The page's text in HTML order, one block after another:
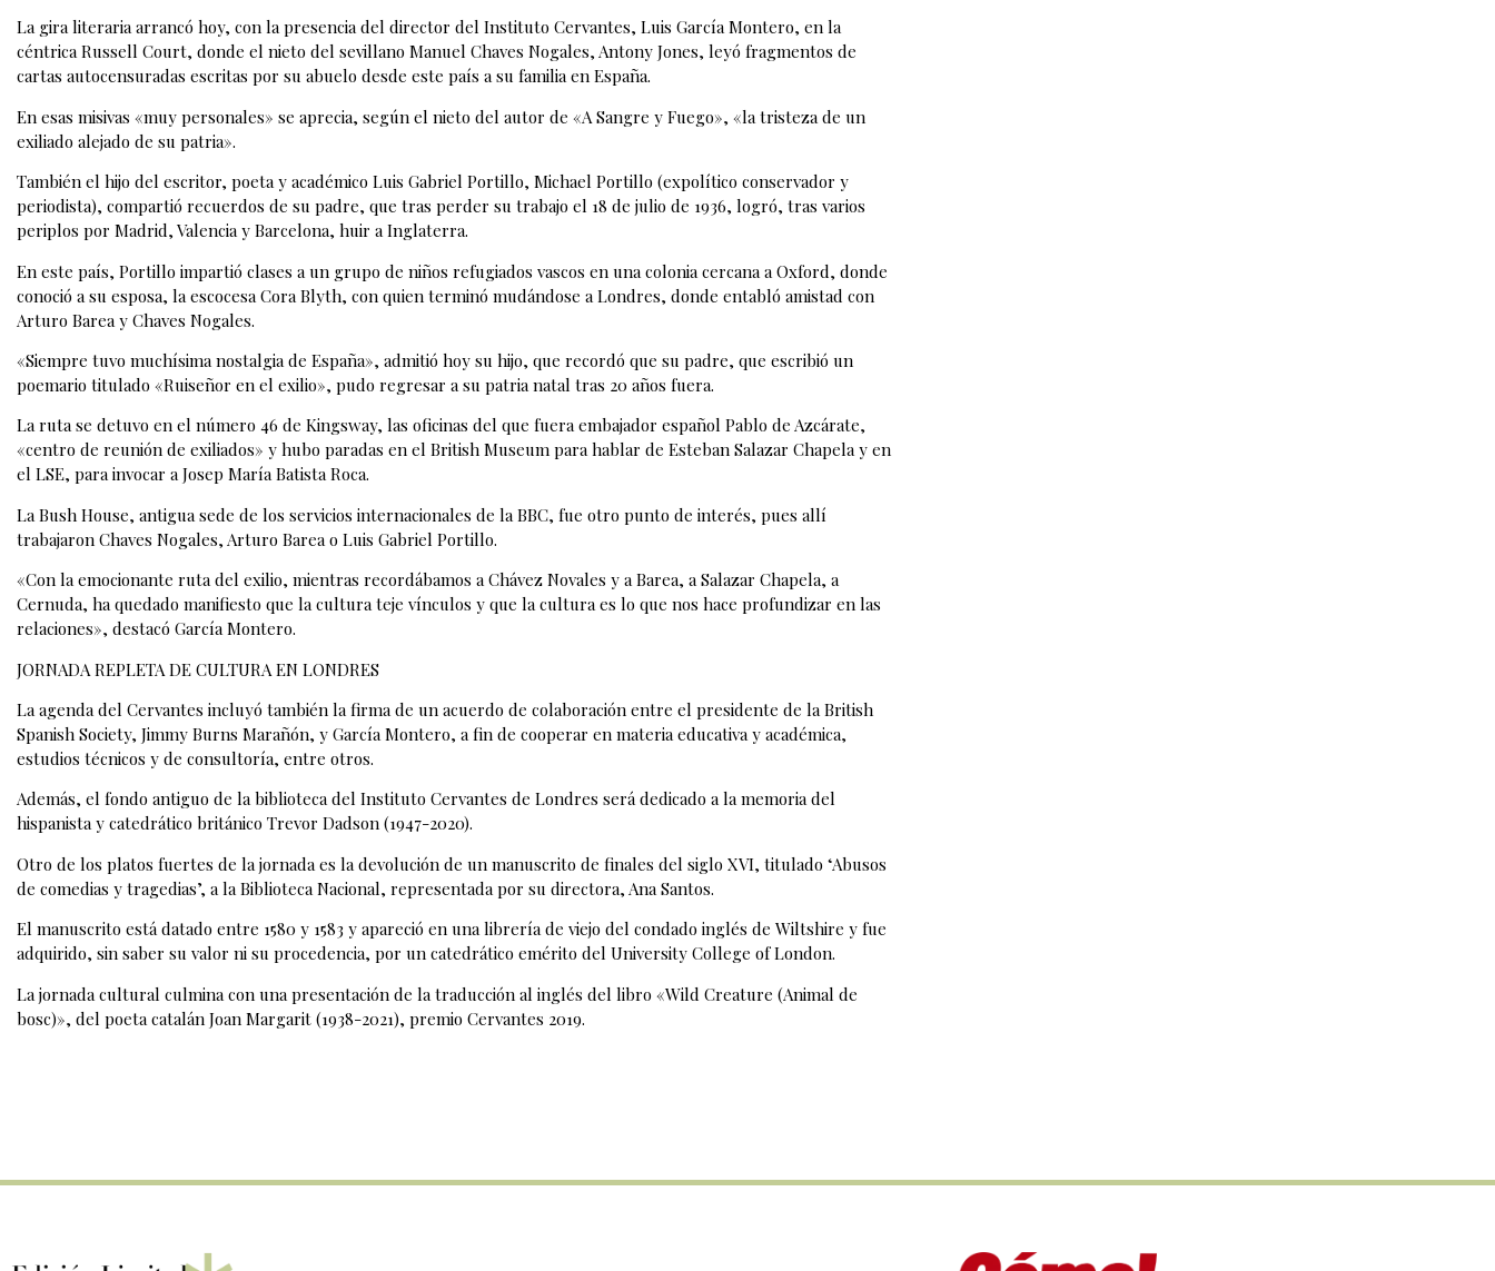
La gira literaria arrancó hoy, con la presencia del director del Instituto Cervantes, Luis García Montero, en la
céntrica Russell Court, donde el nieto del sevillano Manuel Chaves Nogales, Antony Jones, leyó fragmentos de
cartas autocensuradas escritas por su abuelo desde este país a su familia en España.
En esas misivas «muy personales» se aprecia, según el nieto del autor de «A Sangre y Fuego», «la tristeza de un
exiliado alejado de su patria».
También el hijo del escritor, poeta y académico Luis Gabriel Portillo, Michael Portillo (expolítico conservador y
periodista), compartió recuerdos de su padre, que tras perder su trabajo el 18 de julio de 1936, logró, tras varios
periplos por Madrid, Valencia y Barcelona, huir a Inglaterra.
En este país, Portillo impartió clases a un grupo de niños refugiados vascos en una colonia cercana a Oxford, donde
conoció a su esposa, la escocesa Cora Blyth, con quien terminó mudándose a Londres, donde entabló amistad con
Arturo Barea y Chaves Nogales.
«Siempre tuvo muchísima nostalgia de España», admitió hoy su hijo, que recordó que su padre, que escribió un
poemario titulado «Ruiseñor en el exilio», pudo regresar a su patria natal tras 20 años fuera.
La ruta se detuvo en el número 46 de Kingsway, las oficinas del que fuera embajador español Pablo de Azcárate,
«centro de reunión de exiliados» y hubo paradas en el British Museum para hablar de Esteban Salazar Chapela y en
el LSE, para invocar a Josep María Batista Roca.
La Bush House, antigua sede de los servicios internacionales de la BBC, fue otro punto de interés, pues allí
trabajaron Chaves Nogales, Arturo Barea o Luis Gabriel Portillo.
«Con la emocionante ruta del exilio, mientras recordábamos a Chávez Novales y a Barea, a Salazar Chapela, a
Cernuda, ha quedado manifiesto que la cultura teje vínculos y que la cultura es lo que nos hace profundizar en las
relaciones», destacó García Montero.
JORNADA REPLETA DE CULTURA EN LONDRES
La agenda del Cervantes incluyó también la firma de un acuerdo de colaboración entre el presidente de la British
Spanish Society, Jimmy Burns Marañón, y García Montero, a fin de cooperar en materia educativa y académica,
estudios técnicos y de consultoría, entre otros.
Además, el fondo antiguo de la biblioteca del Instituto Cervantes de Londres será dedicado a la memoria del
hispanista y catedrático británico Trevor Dadson (1947-2020).
Otro de los platos fuertes de la jornada es la devolución de un manuscrito de finales del siglo XVI, titulado ‘Abusos
de comedias y tragedias’, a la Biblioteca Nacional, representada por su directora, Ana Santos.
El manuscrito está datado entre 1580 y 1583 y apareció en una librería de viejo del condado inglés de Wiltshire y fue
adquirido, sin saber su valor ni su procedencia, por un catedrático emérito del University College of London.
La jornada cultural culmina con una presentación de la traducción al inglés del libro «Wild Creature (Animal de
bosc)», del poeta catalán Joan Margarit (1938-2021), premio Cervantes 2019.